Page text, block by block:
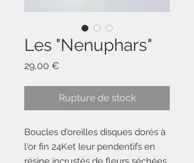
Les "Nenuphars"
29,00 €
Rupture de stock
Boucles d'oreilles disques dorés à
l'or fin 24Ket leur pendentifs en